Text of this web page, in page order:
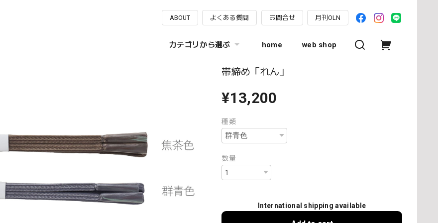
ABOUT よくある質問 お問合せ 月刊OLN
カテゴリから選ぶ home web shop
帯締め「れん」
¥13,200
種類
数量
International shipping available